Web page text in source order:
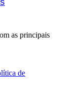
as principais
de